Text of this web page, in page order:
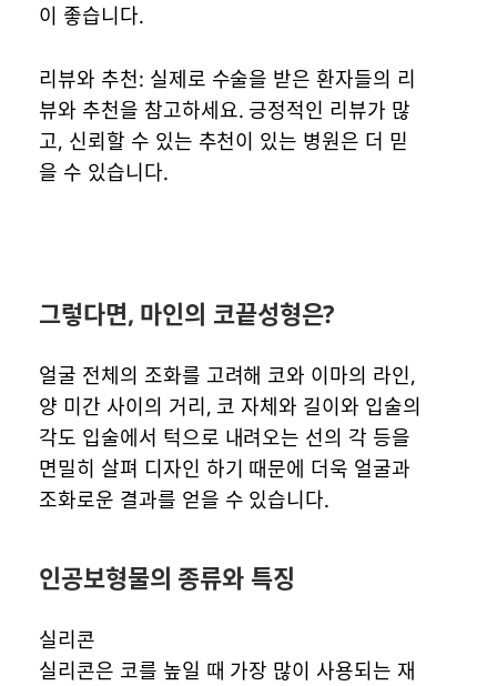
이 좋습니다.
리뷰와 추천: 실제로 수술을 받은 환자들의 리
뷰와 추천을 참고하세요. 긍정적인 리뷰가 많
고, 신뢰할 수 있는 추천이 있는 병원은 더 믿
을 수 있습니다.
그렇다면, 마인의 코끝성형은?
얼굴 전체의 조화를 고려해 코와 이마의 라인,
양 미간 사이의 거리, 코 자체와 길이와 입술의
각도 입술에서 턱으로 내려오는 선의 각 등을
면밀히 살펴 디자인 하기 때문에 더욱 얼굴과
조화로운 결과를 얻을 수 있습니다.
인공보형물의 종류와 특징
실리콘
실리콘은 코를 높일 때 가장 많이 사용되는 재